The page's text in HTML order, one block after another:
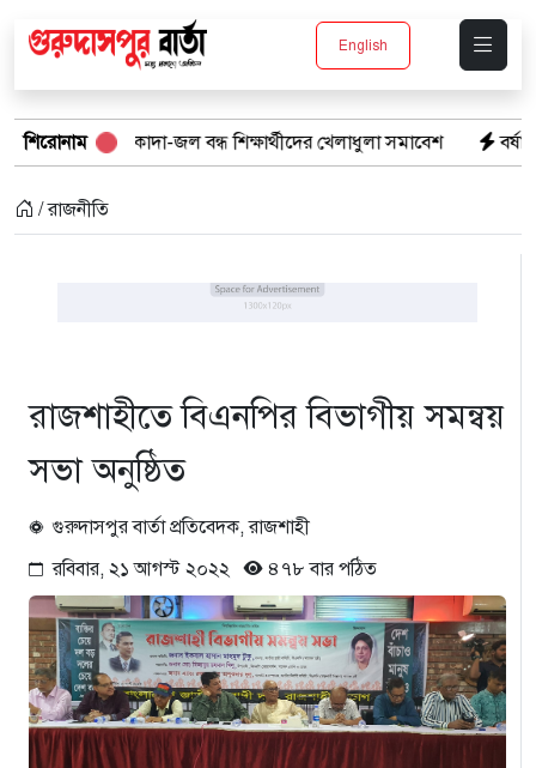
English
শিরোনাম
জল বন্ধ শিক্ষার্থীদের খেলাধুলা সমাবেশ বর্ষার পানিতে
/ রাজনীতি
রাজশাহীতে বিএনপির বিভাগীয় সমন্বয়
সভা অনুষ্ঠিত
গুরুদাসপুর বার্তা প্রতিবেদক, রাজশাহী
রবিবার, ২১ আগস্ট ২০২২
৪৭৮ বার পঠিত